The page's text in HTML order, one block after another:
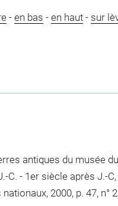
- en bas - en haut- sur
antiques du musée
- 1er siècle après J.-
2000, p. 47, n°